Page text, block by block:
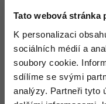
Tato webová stránka
K personalizaci
sociálních médií a
soubory cookie.
sdílíme se svými
analýzy. Partneři tyto
SEO
Pro děti
Více
Fórum
Nahoru